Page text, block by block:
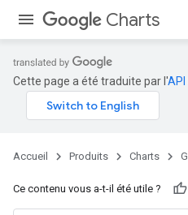
Charts
Cette page a été traduite par l'API
Accueil Produits Charts
Ce contenu vous a-t-il été utile ?